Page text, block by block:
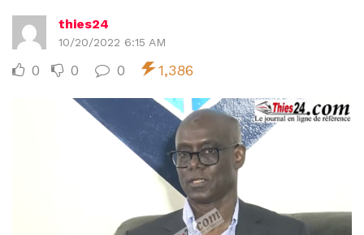
thies24
10/20/2022 6:15 AM
0 0 0 1,386